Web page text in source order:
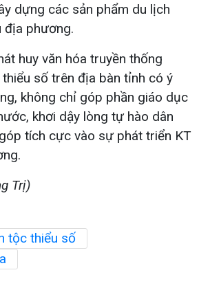
dựng các sản phẩm du lịch
địa phương.
huy văn hóa truyền thống
số trên địa bàn tỉnh có ý
không chỉ góp phần giáo dục
khơi dậy lòng tự hào dân
tích cực vào sự phát triển KT
Trị)
tộc thiểu số